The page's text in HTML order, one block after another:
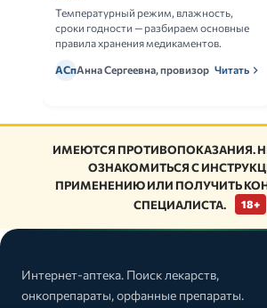
Температурный режим, влажность,
сроки годности — разбираем основные
правила хранения медикаментов.
АСпАнна Сергеевна, провизор Читать
ИМЕЮТСЯ ПРОТИВОПОКАЗАНИЯ.
ОЗНАКОМИТЬСЯ С
ПРИМЕНЕНИЮ ИЛИ ПОЛУЧИТЬ
СПЕЦИАЛИСТА.
18+
Интернет-аптека. Поиск лекарств,
онкопрепараты, орфанные препараты.